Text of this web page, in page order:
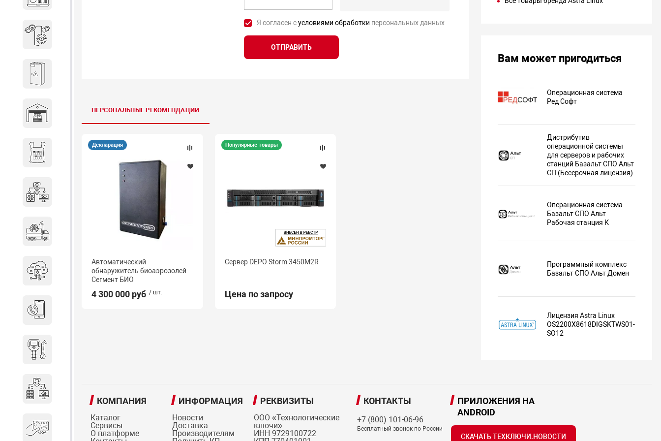
Складское оборудование
Снаряжение и экипировка
Специальные автомобили
Средства защиты информации
Электронные ключи
Я согласен сусловиями обработки персональных данных
ОТПРАВИТЬ
ПЕРСОНАЛЬНЫЕ РЕКОМЕНДАЦИИ
Декларация
Автоматический
обнаружитель биоаэрозолей
Сегмент БИО
4 300 000 руб / шт.
Популярные товары
Сервер DEPO Storm 3450M2R
Цена по запросу
Вам может пригодиться
Операционная система
Ред Софт
Дистрибутив
операционной системы
для серверов и рабочих
станций Базальт СПО Альт
СП (Бессрочная лицензия)
Операционная система
Базальт СПО Альт
Рабочая станция К
Программный комплекс
Базальт СПО Альт Домен
Лицензия Astra Linux
OS2200X8618DIGSKTWS01-
SO12
КОМПАНИЯ
Каталог
Сервисы
О платформе
ИНФОРМАЦИЯ
Новости
Доставка
Производителям
РЕКВИЗИТЫ
ООО «Технологические
ключи»
ИНН 9729100722
КОНТАКТЫ
+7 (800) 101-06-96
Бесплатный звонок по России
ПРИЛОЖЕНИЯ НА
ANDROID
СКАЧАТЬ ТЕХКЛЮЧИ.НОВОСТИ